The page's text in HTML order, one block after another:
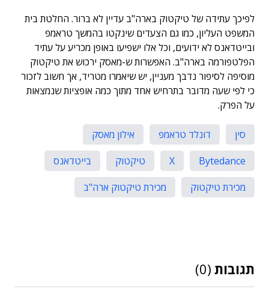
לפיכךעתידה של טיקטוק בארה"ב עדיין לא ברור. החלטת בית
המשפט העליון, כמו גם הצעדים שינקטו בהמשך טראמפ
ובייטדאנס לא ידועים, וכל אלו ישפיעו באופן מכריע על עתיד
הפלטפורמה בארה"ב. האפשרות ש-מאסק ירכוש את טיקטוק
מוסיפה לסיפור נדבך מעניין, יש שיאמרו מטריד, אך חשוב לזכור
כי לפי שעה מדובר בתרחיש אחד מתוך כמה אופציות שנמצאות
על הפרק.
סין דונלד טראמפ
אילון מאסק
Bytedance
X טיקטוק
בייטדאנס
מכירת טיקטוק
מכירת טיקטוק ארה"ב
תגובות (0)